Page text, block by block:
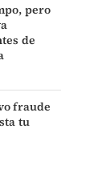
pero
de
fraude
tu